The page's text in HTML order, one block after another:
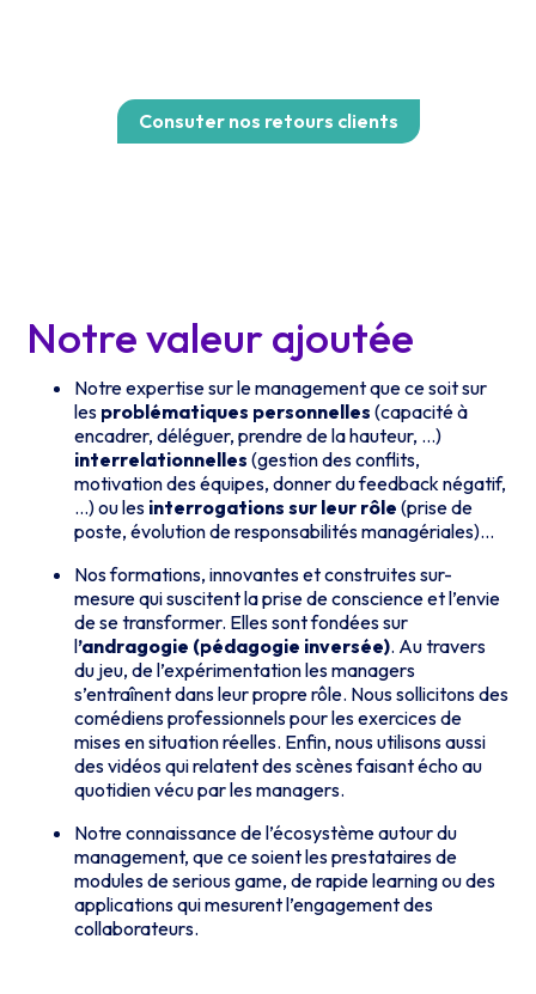
Consuter nos retours clients
Notre valeur ajoutée
Notre expertise sur le management que ce soit sur
les problématiques personnelles (capacité à
encadrer, déléguer, prendre de la hauteur, …)
interrelationnelles (gestion des conflits,
motivation des équipes, donner du feedback négatif,
…) ou les interrogations sur leur rôle (prise de
poste, évolution de responsabilités managériales)…
Nos formations, innovantes et construites sur-
mesure qui suscitent la prise de conscience et l’envie
de se transformer. Elles sont fondées sur
l’andragogie (pédagogie inversée). Au travers
du jeu, de l’expérimentation les managers
s’entraînent dans leur propre rôle. Nous sollicitons des
comédiens professionnels pour les exercices de
mises en situation réelles. Enfin, nous utilisons aussi
des vidéos qui relatent des scènes faisant écho au
quotidien vécu par les managers.
Notre connaissance de l’écosystème autour du
management, que ce soient les prestataires de
modules de serious game, de rapide learning ou des
applications qui mesurent l’engagement des
collaborateurs.